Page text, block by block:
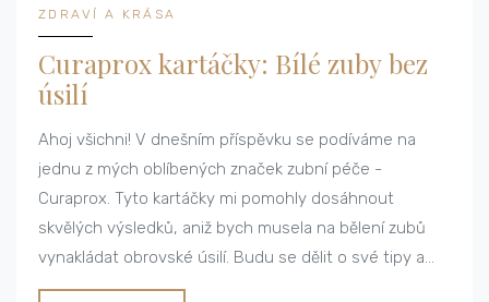
ZDRAVÍ A KRÁSA
Curaprox kartáčky: Bílé zuby bez
úsilí
Ahoj všichni! V dnešním příspěvku se podíváme na
jednu z mých oblíbených značek zubní péče -
Curaprox. Tyto kartáčky mi pomohly dosáhnout
skvělých výsledků, aniž bych musela na bělení zubů
vynakládat obrovské úsilí. Budu se dělit o své tipy a
zkušenosti, abych vám pomohla dosáhnout tu samou